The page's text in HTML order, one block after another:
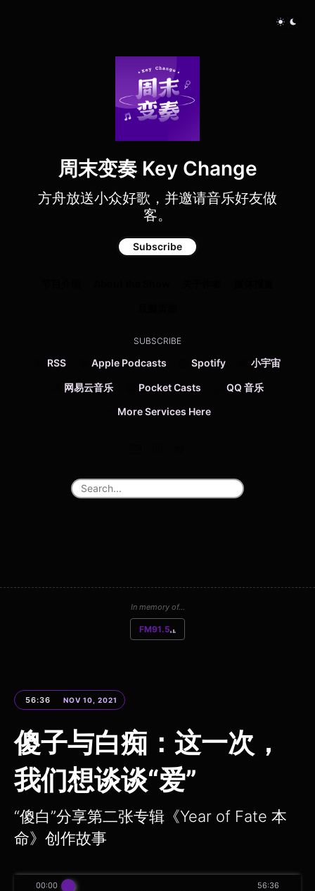
周末变奏 Key Change
方舟放送小众好歌，并邀请音乐好友做
客。
Subscribe
SUBSCRIBE
RSS Apple Podcasts Spotify 小宇宙
网易云音乐 Pocket Casts QQ 音乐
More Services Here
In memory of...
FM91.5
56:36 NOV 10, 2021
傻子与白痴：这一次，
我们想谈谈“爱”
“傻白”分享第二张专辑《Year of Fate 本
命》创作故事
00:00 56:36